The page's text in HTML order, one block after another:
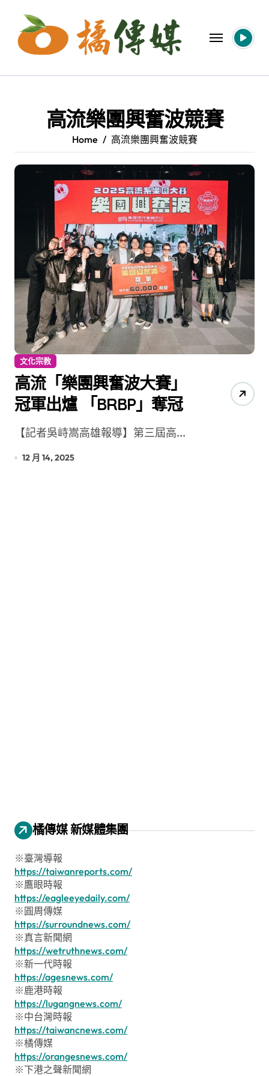
content
高流樂團興奮波競賽
Home 高流樂團興奮波競賽
文化宗教
高流「樂團興奮波大賽」
冠軍出爐 「BRBP」奪冠
【記者吳峙嵩高雄報導】第三屆高...
12 月 14, 2025
橘傳媒 新媒體集團
※臺灣導報
https://taiwanreports.com/
※鷹眼時報
https://eagleeyedaily.com/
※圓周傳媒
https://surroundnews.com/
※真言新聞網
https://wetruthnews.com/
※新一代時報
https://agesnews.com/
※鹿港時報
https://lugangnews.com/
※中台灣時報
https://taiwancnews.com/
※橘傳媒
https://orangesnews.com/
※下港之聲新聞網